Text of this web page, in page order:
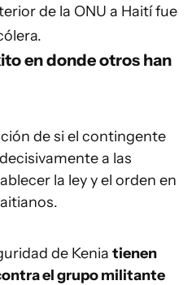
de la ONU a Haití fue
en donde otros han
de si el contingente
a las
la ley y el orden en
de Kenia tienen
el grupo militante